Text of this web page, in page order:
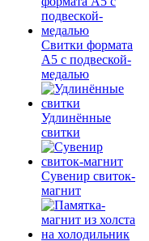
Свитки формата
А5 с подвеской-
медалью
Удлинённые
свитки
Сувенир свиток-
магнит